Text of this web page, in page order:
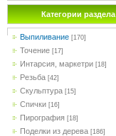
Категории раздела
Выпиливание [170]
Точение [17]
Интарсия, маркетри [18]
Резьба [42]
Скульптура [15]
Спички [16]
Пирография [18]
Поделки из дерева [186]